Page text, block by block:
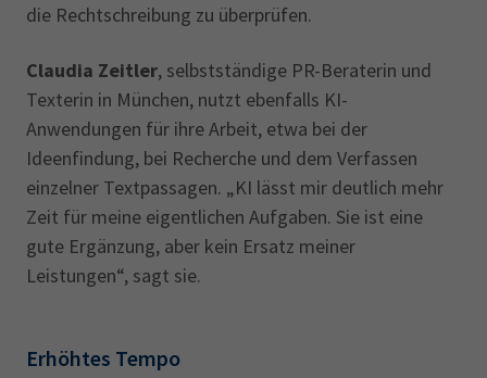
die Rechtschreibung zu überprüfen.
Claudia Zeitler, selbstständige PR-Beraterin und
Texterin in München, nutzt ebenfalls KI-
Anwendungen für ihre Arbeit, etwa bei der
Ideenfindung, bei Recherche und dem Verfassen
einzelner Textpassagen. „KI lässt mir deutlich mehr
Zeit für meine eigentlichen Aufgaben. Sie ist eine
gute Ergänzung, aber kein Ersatz meiner
Leistungen“, sagt sie.
Erhöhtes Tempo